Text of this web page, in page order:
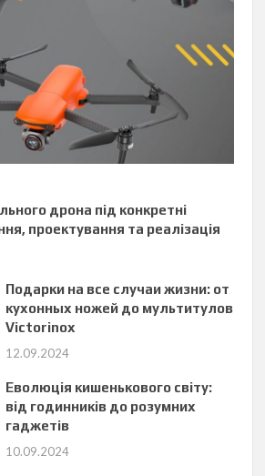
дрона під конкретні
проектування та реалізація
Подарки на все случаи жизни: от
кухонных ножей до мультитулов
Victorinox
12.09.2024
Еволюція кишенькового світу:
від годинників до розумних
гаджетів
10.09.2024